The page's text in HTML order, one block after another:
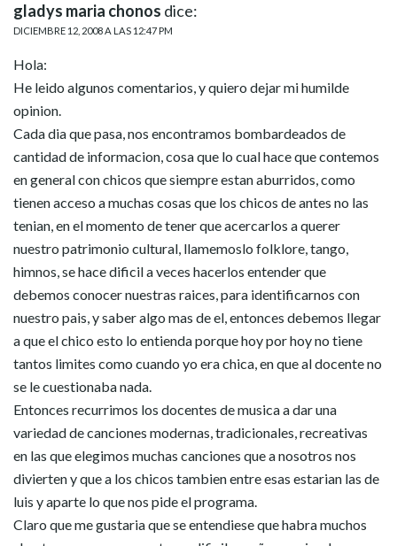
gladys maria chonos dice:
DICIEMBRE 12, 2008 A LAS 12:47 PM
Hola:
He leido algunos comentarios, y quiero dejar mi humilde
opinion.
Cada dia que pasa, nos encontramos bombardeados de
cantidad de informacion, cosa que lo cual hace que contemos
en general con chicos que siempre estan aburridos, como
tienen acceso a muchas cosas que los chicos de antes no las
tenian, en el momento de tener que acercarlos a querer
nuestro patrimonio cultural, llamemoslo folklore, tango,
himnos, se hace dificil a veces hacerlos entender que
debemos conocer nuestras raices, para identificarnos con
nuestro pais, y saber algo mas de el, entonces debemos llegar
a que el chico esto lo entienda porque hoy por hoy no tiene
tantos limites como cuando yo era chica, en que al docente no
se le cuestionaba nada.
Entonces recurrimos los docentes de musica a dar una
variedad de canciones modernas, tradicionales, recreativas
en las que elegimos muchas canciones que a nosotros nos
divierten y que a los chicos tambien entre esas estarian las de
luis y aparte lo que nos pide el programa.
Claro que me gustaria que se entendiese que habra muchos